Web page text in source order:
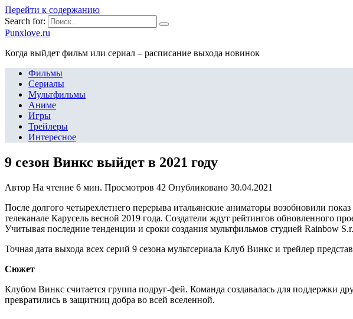
Перейти к содержанию
Search for:
Punxlove.ru
Когда выйдет фильм или сериал – расписание выхода новинок
Фильмы
Сериалы
Мультфильмы
Аниме
Игры
Трейлеры
Интересное
9 сезон Винкс выйдет в 2021 году
Автор На чтение 6 мин. Просмотров 42 Опубликовано 30.04.2021
После долгого четырехлетнего перерыва итальянские аниматоры возобновили
телеканале Карусель весной 2019 года. Создатели ждут рейтингов обновленного
Учитывая последние тенденции и сроки создания мультфильмов студией Rainbow
Точная дата выхода всех серий 9 сезона мультсериала Клуб Винкс и трейлер
Сюжет
Клубом Винкс считается группа подруг-фей. Команда создавалась для поддержки
превратились в защитниц добра во всей вселенной.